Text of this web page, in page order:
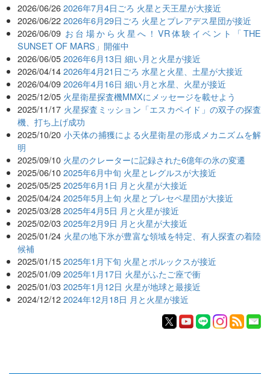
2026/06/26 2026年7月4日ごろ 火星と天王星が大接近
2026/06/22 2026年6月29日ごろ 火星とプレアデス星団が接近
2026/06/09 お台場から火星へ！VR体験イベント「THE
SUNSET OF MARS」開催中
2026/06/05 2026年6月13日 細い月と火星が接近
2026/04/14 2026年4月21日ごろ 水星と火星、土星が大接近
2026/04/09 2026年4月16日 細い月と水星、火星が接近
2025/12/05 火星衛星探査機MMXにメッセージを載せよう
2025/11/17 火星探査ミッション「エスカペイド」の双子の探査
機、打ち上げ成功
2025/10/20 小天体の捕獲による火星衛星の形成メカニズムを解
明
2025/09/10 火星のクレーターに記録された6億年の氷の変遷
2025/06/10 2025年6月中旬 火星とレグルスが大接近
2025/05/25 2025年6月1日 月と火星が大接近
2025/04/24 2025年5月上旬 火星とプレセペ星団が大接近
2025/03/28 2025年4月5日 月と火星が接近
2025/02/03 2025年2月9日 月と火星が大接近
2025/01/24 火星の地下氷が豊富な領域を特定、有人探査の着陸
候補
2025/01/15 2025年1月下旬 火星とポルックスが接近
2025/01/09 2025年1月17日 火星がふたご座で衝
2025/01/03 2025年1月12日 火星が地球と最接近
2024/12/12 2024年12月18日 月と火星が接近